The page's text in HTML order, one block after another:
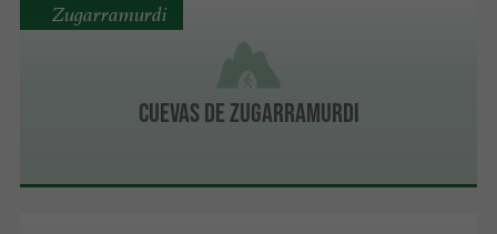
Cuevas de Zugarramurdi
Zugarramurdi